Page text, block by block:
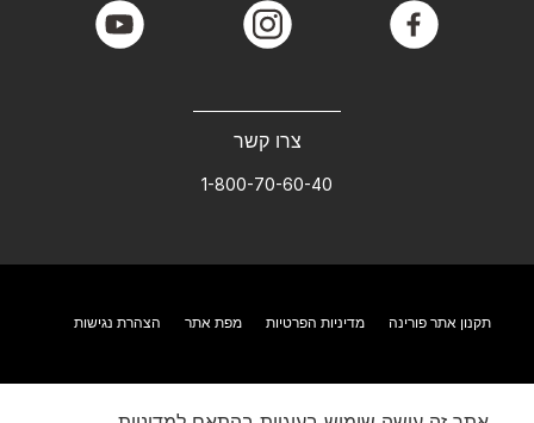
צרו קשר
1-800-70-60-40
facebook
instagram
youtube
תקנון אתר פורינה מדיניות הפרטיות מפת אתר הצהרת נגישות